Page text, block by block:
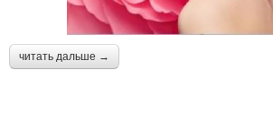
читать дальше →